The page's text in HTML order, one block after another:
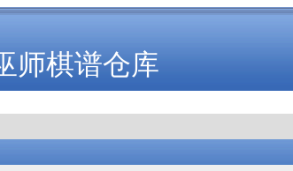
师棋谱仓库